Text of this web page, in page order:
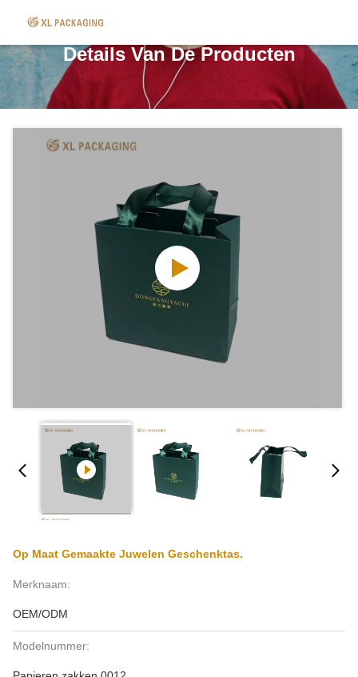
Details Van De Producten
Op Maat Gemaakte Juwelen Geschenktas.
Merknaam:
OEM/ODM
Modelnummer: